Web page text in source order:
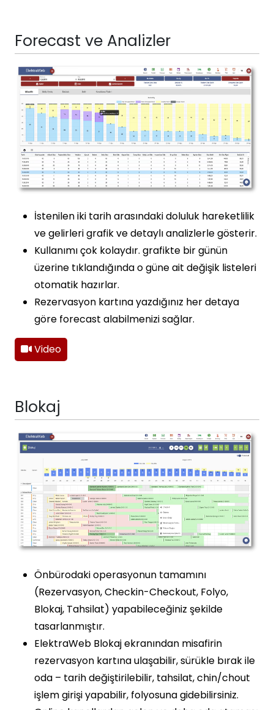
Forecast ve Analizler
İstenilen iki tarih arasındaki doluluk hareketlilik
ve gelirleri grafik ve detaylı analizlerle gösterir.
Kullanımı çok kolaydır. grafikte bir günün
üzerine tıklandığında o güne ait değişik listeleri
otomatik hazırlar.
Rezervasyon kartına yazdığınız her detaya
göre forecast alabilmenizi sağlar.
Video
Blokaj
Önbürodaki operasyonun tamamını
(Rezervasyon, Checkin-Checkout, Folyo,
Blokaj, Tahsilat) yapabileceğiniz şekilde
tasarlanmıştır.
ElektraWeb Blokaj ekranından misafirin
rezervasyon kartına ulaşabilir, sürükle bırak ile
oda – tarih değiştirilebilir, tahsilat, chin/chout
işlem girişi yapabilir, folyosuna gidebilirsiniz.